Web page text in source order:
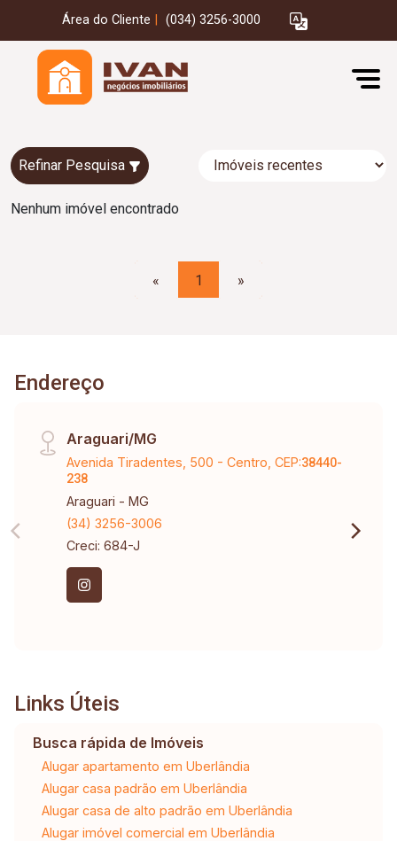
Área do Cliente (034) 3256-3000
Refinar Pesquisa
Nenhum imóvel encontrado
« 1 »
Endereço
Araguari/MG
Avenida Tiradentes, 500 - Centro, CEP:38440-
238
Araguari - MG
(34) 3256-3006
Creci: 684-J
Links Úteis
Busca rápida de Imóveis
Alugar apartamento em Uberlândia
Alugar casa padrão em Uberlândia
Alugar casa de alto padrão em Uberlândia
Alugar imóvel comercial em Uberlândia